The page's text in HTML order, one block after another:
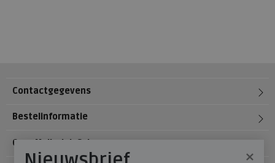
Contactgegevens
Bestelinformatie
Over Meijerink Schoenen
×